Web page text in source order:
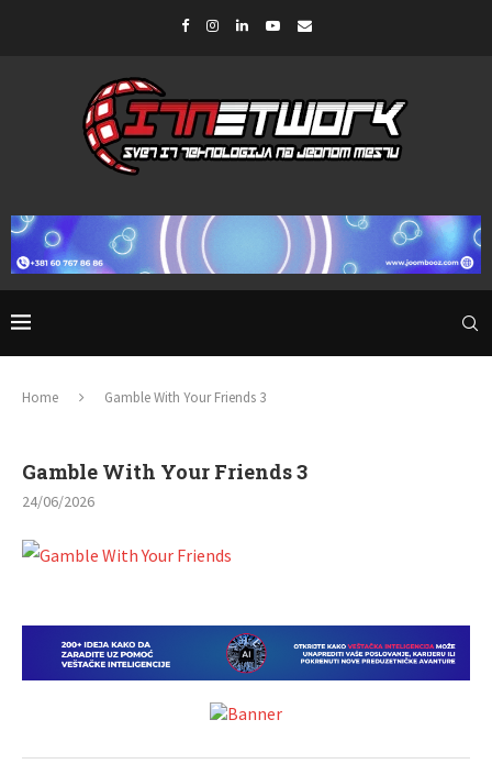
Home Gamble With Your Friends 3
Gamble With Your Friends 3
24/06/2026